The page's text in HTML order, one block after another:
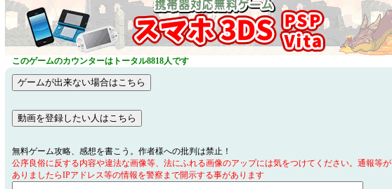
このゲームのカウンターはトータル8818人です
無料ゲーム攻略、感想を書こう。作者様への批判は禁止！
公序良俗に反する内容や違法な画像等、法にふれる画像のアップには気をつけてください。通報等が
ありましたらIPアドレス等の情報を警察まで開示する事があります